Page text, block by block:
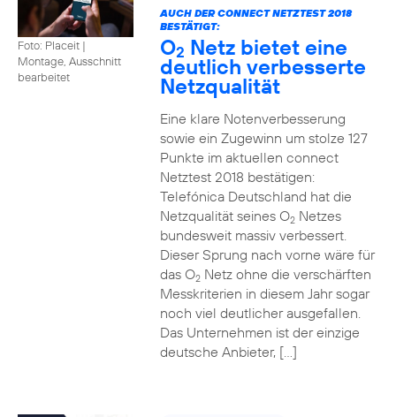
Foto: Placeit |
Montage, Ausschnitt
bearbeitet
AUCH DER CONNECT NETZTEST 2018
BESTÄTIGT:
O2 Netz bietet eine
deutlich verbesserte
Netzqualität
Eine klare Notenverbesserung
sowie ein Zugewinn um stolze 127
Punkte im aktuellen connect
Netztest 2018 bestätigen:
Telefónica Deutschland hat die
Netzqualität seines O2Netzes
bundesweit massiv verbessert.
Dieser Sprung nach vorne wäre für
das O2Netz ohne die verschärften
Messkriterien in diesem Jahr sogar
noch viel deutlicher ausgefallen.
Das Unternehmen ist der einzige
deutsche Anbieter, […]